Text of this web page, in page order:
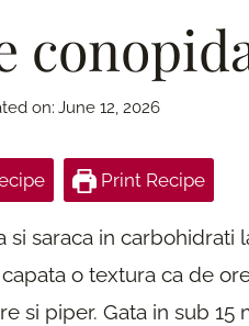
on: June 12, 2026
Print Recipe
saraca in carbohidrati
o textura ca de
si piper. Gata in sub 15